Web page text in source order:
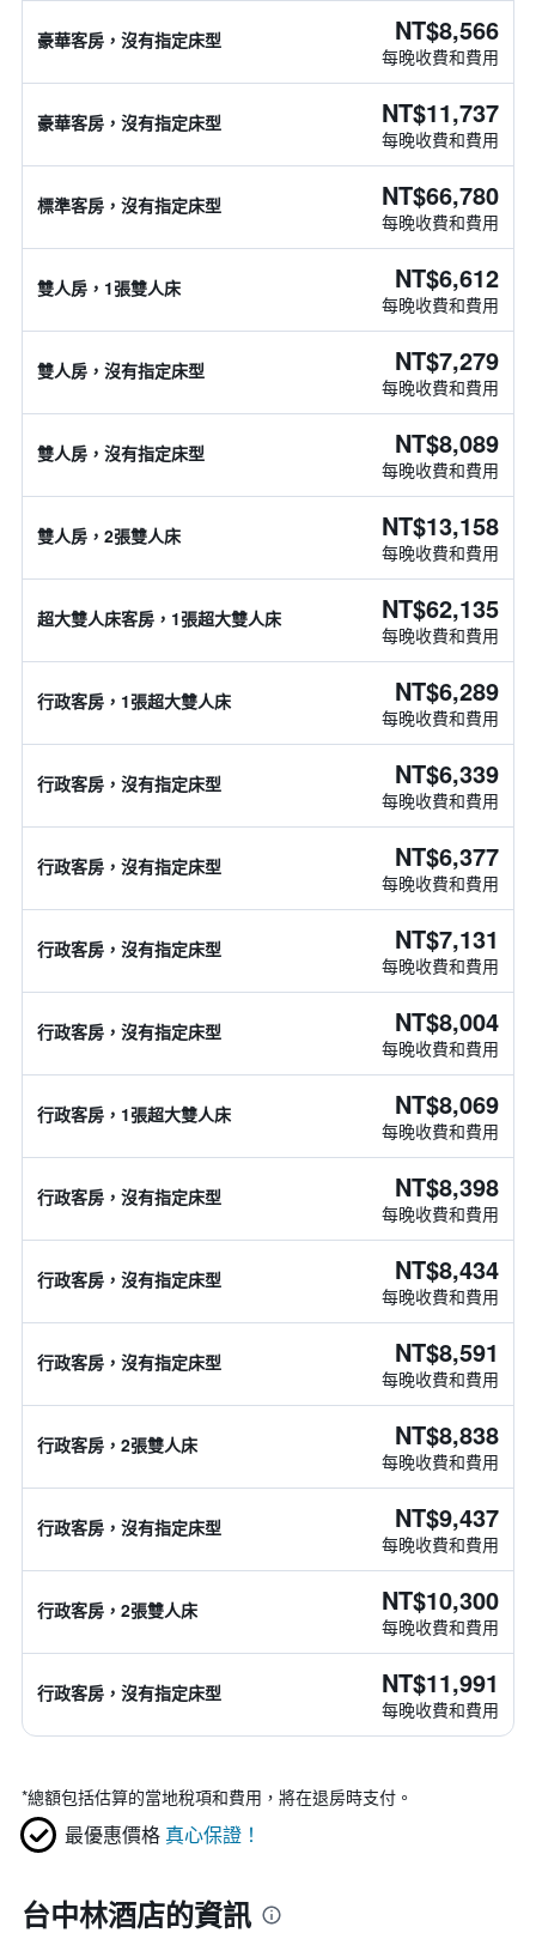
豪華客房，沒有指定床型 NT$8,566
每晚收費和費用
豪華客房，沒有指定床型 NT$11,737
每晚收費和費用
標準客房，沒有指定床型 NT$66,780
每晚收費和費用
雙人房，1張雙人床 NT$6,612
每晚收費和費用
雙人房，沒有指定床型 NT$7,279
每晚收費和費用
雙人房，沒有指定床型 NT$8,089
每晚收費和費用
雙人房，2張雙人床 NT$13,158
每晚收費和費用
超大雙人床客房，1張超大雙人床 NT$62,135
每晚收費和費用
行政客房，1張超大雙人床 NT$6,289
每晚收費和費用
行政客房，沒有指定床型 NT$6,339
每晚收費和費用
行政客房，沒有指定床型 NT$6,377
每晚收費和費用
行政客房，沒有指定床型 NT$7,131
每晚收費和費用
行政客房，沒有指定床型 NT$8,004
每晚收費和費用
行政客房，1張超大雙人床 NT$8,069
每晚收費和費用
行政客房，沒有指定床型 NT$8,398
每晚收費和費用
行政客房，沒有指定床型 NT$8,434
每晚收費和費用
行政客房，沒有指定床型 NT$8,591
每晚收費和費用
行政客房，2張雙人床 NT$8,838
每晚收費和費用
行政客房，沒有指定床型 NT$9,437
每晚收費和費用
行政客房，2張雙人床 NT$10,300
每晚收費和費用
行政客房，沒有指定床型 NT$11,991
每晚收費和費用
*總額包括估算的當地稅項和費用，將在退房時支付。
最優惠價格 真心保證！
台中林酒店的資訊